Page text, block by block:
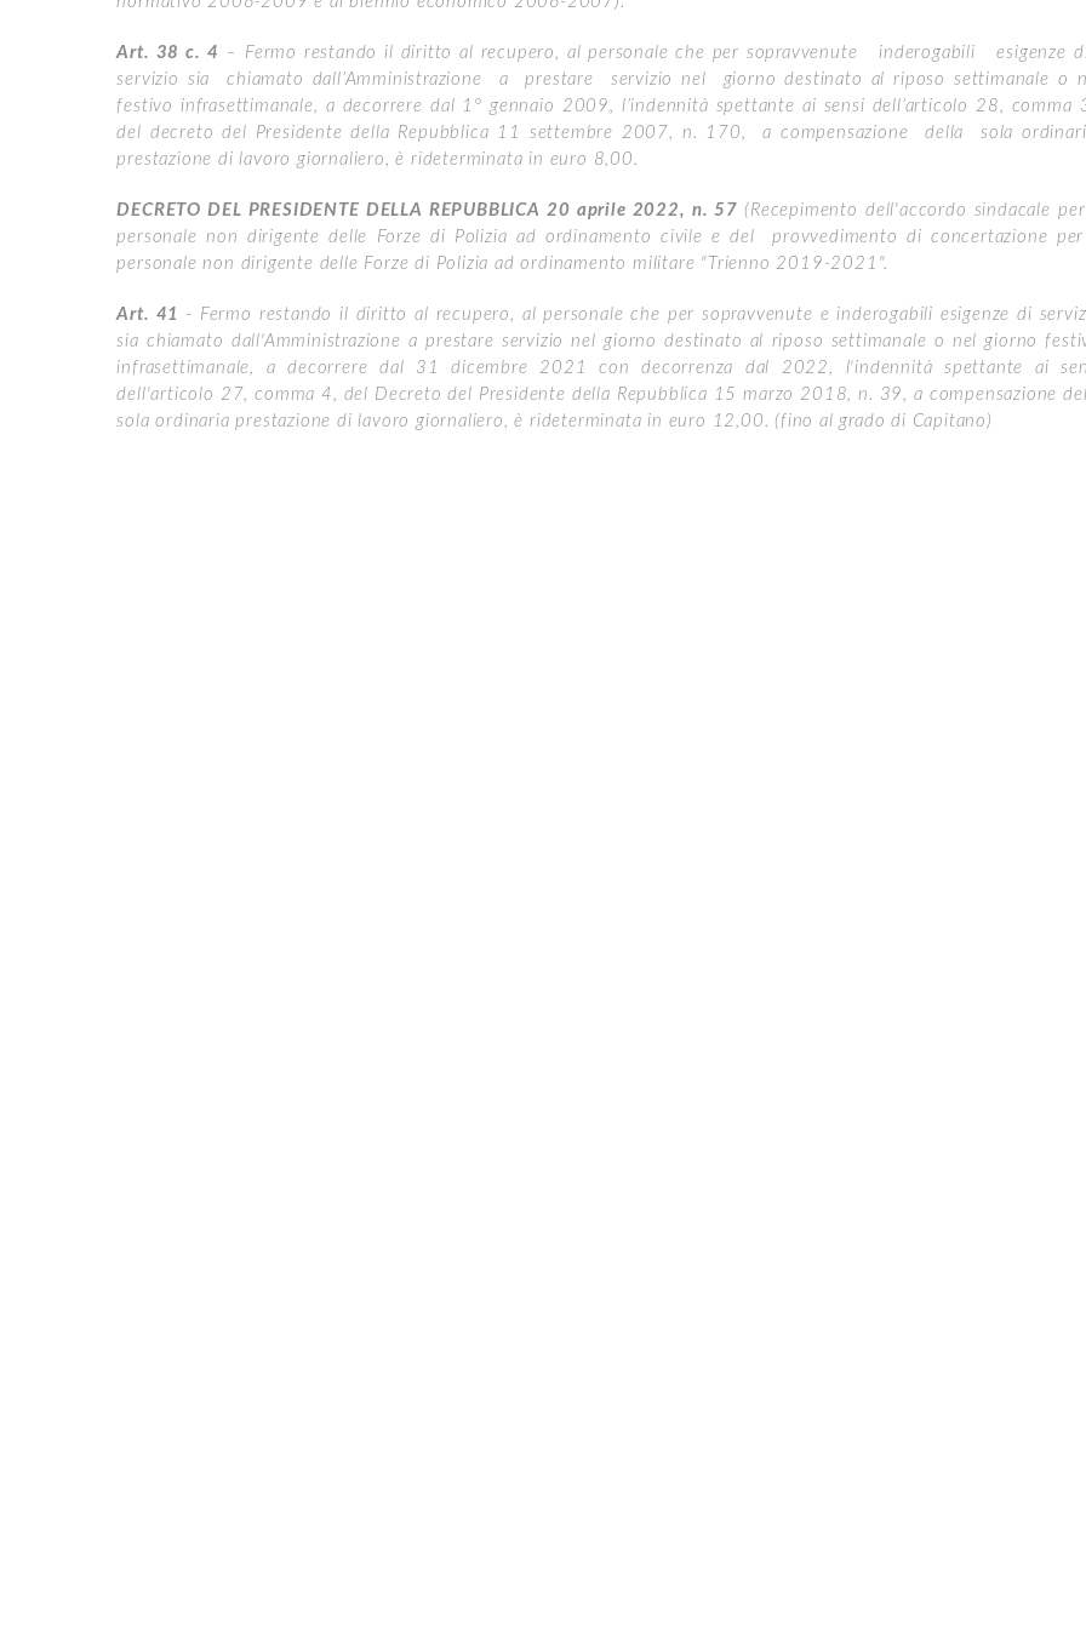
Art. 38 c. 4 – Fermo restando il diritto al recupero, al personale che per sopravvenute inderogabili esigenze
servizio sia chiamato dall’Amministrazione a prestare servizio nel giorno destinato al riposo settimanale o
festivo infrasettimanale, a decorrere dal 1° gennaio 2009, l’indennità spettante ai sensi dell’articolo 28, comma
del decreto del Presidente della Repubblica 11 settembre 2007, n. 170, a compensazione della sola
prestazione di lavoro giornaliero, è rideterminata in euro 8,00.
DECRETO DEL PRESIDENTE DELLA REPUBBLICA 20 aprile 2022, n. 57 (Recepimento dell'accordo sindacale
personale non dirigente delle Forze di Polizia ad ordinamento civile e del provvedimento di concertazione
personale non dirigente delle Forze di Polizia ad ordinamento militare "Trienno 2019-2021".
Art. 41 - Fermo restando il diritto al recupero, al personale che per sopravvenute e inderogabili esigenze di
sia chiamato dall'Amministrazione a prestare servizio nel giorno destinato al riposo settimanale o nel giorno
infrasettimanale, a decorrere dal 31 dicembre 2021 con decorrenza dal 2022, l'indennità spettante ai
dell'articolo 27, comma 4, del Decreto del Presidente della Repubblica 15 marzo 2018, n. 39, a compensazione
sola ordinaria prestazione di lavoro giornaliero, è rideterminata in euro 12,00. (fino al grado di Capitano)